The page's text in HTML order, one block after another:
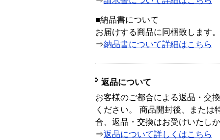
■納品書について
お届けする商品に同梱致します。
⇒納品書について詳細はこちら
返品について
お客様のご都合による返品・交
ください。 商品開封後、または
合、返品・交換はお受けいたし
⇒返品について詳しくはこちら